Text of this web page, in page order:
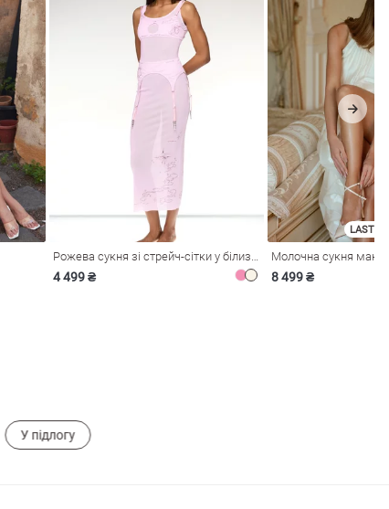
4 499 ₴
LAST
8 499 ₴
У підлогу